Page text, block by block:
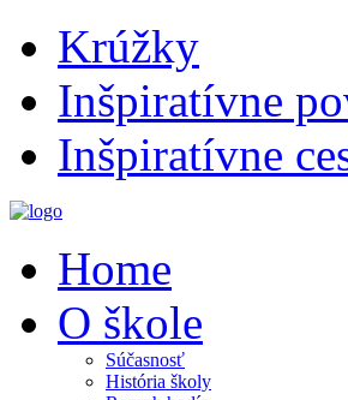
Krúžky
Inšpiratívne
Inšpiratívne
Home
O škole
Súčasnosť
História školy